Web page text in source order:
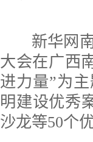
新华网南
大会在广西
进力量”为
明建设优秀
沙龙等50个